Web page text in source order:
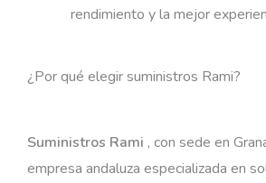
rendimiento y la mejor
¿Por qué elegir suministros Rami?
Suministros Rami , con sede en
empresa andaluza especializada en